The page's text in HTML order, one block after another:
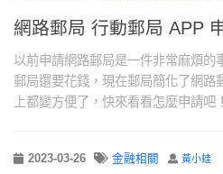
網路郵局 行動郵局 APP
以前申請網路郵局是一件非常麻煩的
郵局還要花錢，現在郵局簡化了網路
上都變方便了，快來看看怎麼申請吧！
2023-03-26 金融相關 黃小蛙